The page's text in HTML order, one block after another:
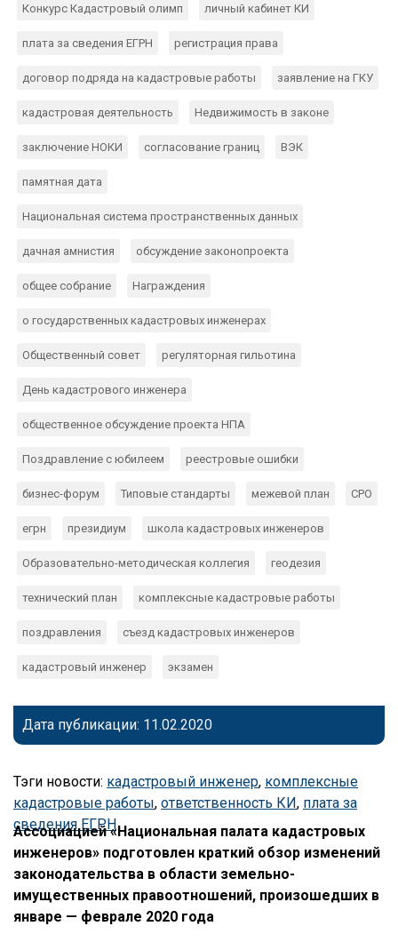
Конкурс Кадастровый олимп личный кабинет КИ
плата за сведения ЕГРН регистрация права
договор подряда на кадастровые работы заявление на ГКУ
кадастровая деятельность Недвижимость в законе
заключение НОКИ согласование границ ВЭК
памятная дата
Национальная система пространственных данных
дачная амнистия обсуждение законопроекта
общее собрание Награждения
о государственных кадастровых инженерах
Общественный совет регуляторная гильотина
День кадастрового инженера
общественное обсуждение проекта НПА
Поздравление с юбилеем реестровые ошибки
бизнес-форум Типовые стандарты межевой план СРО
егрн президиум школа кадастровых инженеров
Образовательно-методическая коллегия геодезия
технический план комплексные кадастровые работы
поздравления съезд кадастровых инженеров
кадастровый инженер экзамен
Дата публикации: 11.02.2020
Тэги новости: кадастровый инженер, комплексные
кадастровые работы, ответственность КИ, плата за
сведения ЕГРН
Ассоциацией «Национальная палата кадастровых
инженеров» подготовлен краткий обзор изменений
законодательства в области земельно-
имущественных правоотношений, произошедших в
январе — феврале 2020 года